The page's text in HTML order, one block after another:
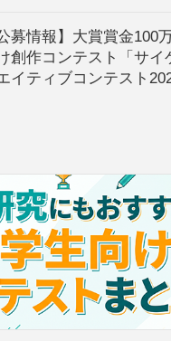
公募情報】大賞賞金100
創作コンテスト「サイ
イティブコンテスト